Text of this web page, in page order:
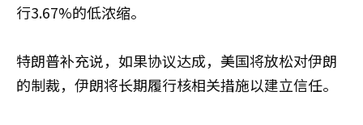
行3.67%的低浓缩。
特朗普补充说，如果协议达成，美国将放松对伊朗
的制裁，伊朗将长期履行核相关措施以建立信任。